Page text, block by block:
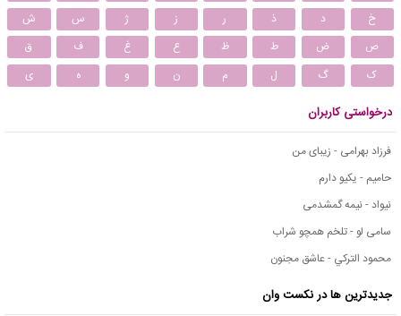
خ
د ذ ر ز ژ س
ش
ص
ض ط ظ ع غ ف
ق
ک
گ ل م ن و ه ی
درخواستی کاربران
فرزاد بهرامی - زیبای من
حامیم - یکیو دارم
نیواد - نیمه گمشدمی
سامی لو - تلخم همچو شراب
محمود التركي - عاشق مجنون
جدیدترین ها در نکست وان